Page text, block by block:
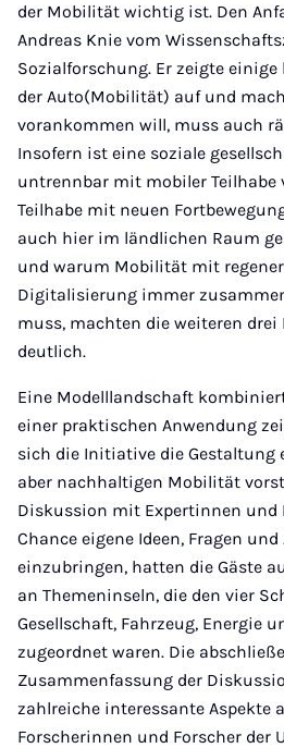
der Mobilität wichtig ist. Den
Andreas Knie vom
Sozialforschung. Er zeigte einige
der Auto(Mobilität) auf und
vorankommen will, muss auch
Insofern ist eine soziale
untrennbar mit mobiler Teilhabe
Teilhabe mit neuen
auch hier im ländlichen Raum
und warum Mobilität mit
Digitalisierung immer
muss, machten die weiteren
deutlich.
Eine Modelllandschaft
einer praktischen Anwendung
sich die Initiative die Gestaltung
aber nachhaltigen Mobilität
Diskussion mit Expertinnen und
Chance eigene Ideen, Fragen
einzubringen, hatten die Gäste
an Themeninseln, die den vier
Gesellschaft, Fahrzeug, Energie
zugeordnet waren. Die
Zusammenfassung der
zahlreiche interessante Aspekte
Forscherinnen und Forscher der